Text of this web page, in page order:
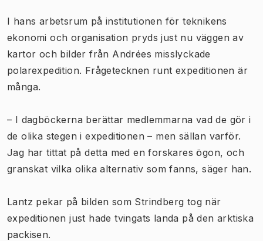
I hans arbetsrum på institutionen för teknikens
ekonomi och organisation pryds just nu väggen av
kartor och bilder från Andrées misslyckade
polarexpedition. Frågetecknen runt expeditionen är
många.
– I dagböckerna berättar medlemmarna vad de gör i
de olika stegen i expeditionen – men sällan varför.
Jag har tittat på detta med en forskares ögon, och
granskat vilka olika alternativ som fanns, säger han.
Lantz pekar på bilden som Strindberg tog när
expeditionen just hade tvingats landa på den arktiska
packisen.